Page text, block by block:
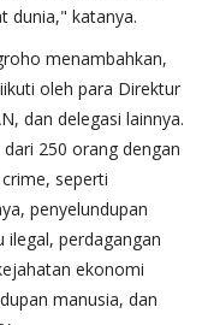
dunia," katanya.
menambahkan,
oleh para Direktur
dan delegasi lainnya.
250 orang dengan
seperti
penyelundupan
ilegal, perdagangan
ekonomi
manusia, dan